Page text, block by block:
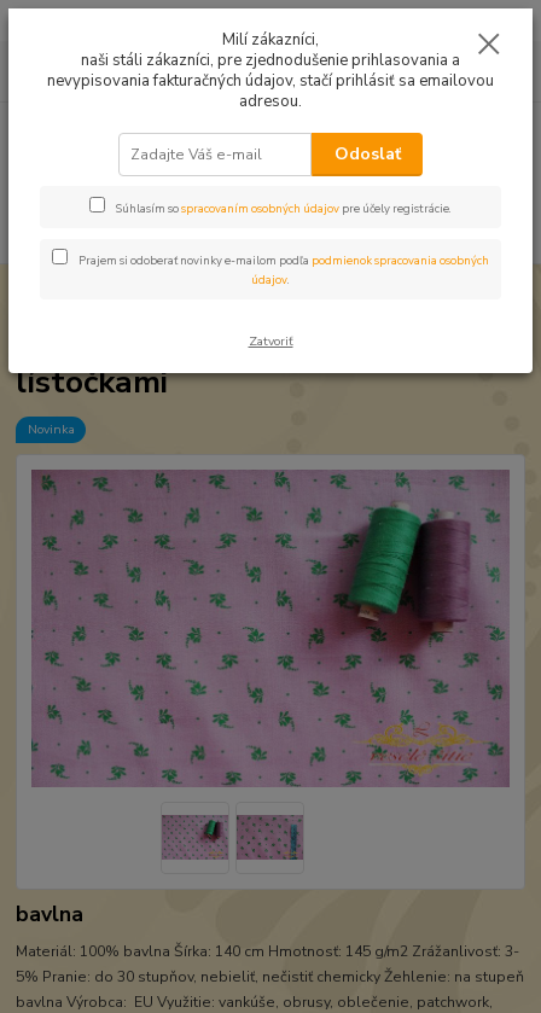
0949224331
9:00 -14:30
za0,00 EUR
Bavlna Fialová so zelenými lístočkami
Bavlna Fialová so zelenými
lístočkami
Novinka
bavlna
Materiál: 100% bavlna Šírka: 140 cm Hmotnosť: 145 g/m2 Zrážanlivosť: 3-
5% Pranie: do 30 stupňov, nebieliť, nečistiť chemicky Žehlenie: na stupeň
bavlna Výrobca: EU Využitie: vankúše, obrusy, oblečenie, patchwork,
Milí zákazníci,
naši stáli zákazníci, pre zjednodušenie prihlasovania a
nevypisovania fakturačných údajov, stačí prihlásiť sa emailovou
adresou.
Odoslať
Súhlasím sospracovaním osobných údajov pre účely registrácie.
Prajem si odoberať novinky e-mailom podľa podmienok spracovania osobných
údajov.
Zatvoriť